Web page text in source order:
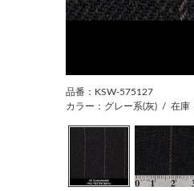
品番：KSW-575127
カラー：グレー系(灰) / 在庫